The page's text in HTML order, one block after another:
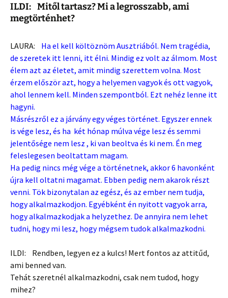
ILDI: Mitől tartasz? Mi a legrosszabb, ami
megtörténhet?
LAURA: Ha el kell költöznöm Ausztriából. Nem tragédia,
de szeretek itt lenni, itt élni. Mindig ez volt az álmom. Most
élem azt az életet, amit mindig szerettem volna. Most
érzem először azt, hogy a helyemen vagyok és ott vagyok,
ahol lennem kell. Minden szempontból. Ezt nehéz lenne itt
hagyni.
Másrészről ez a járvány egy véges történet. Egyszer ennek
is vége lesz, és ha két hónap múlva vége lesz és semmi
jelentősége nem lesz , ki van beoltva és ki nem. Én meg
feleslegesen beoltattam magam.
Ha pedig nincs még vége a történetnek, akkor 6 havonként
újra kell oltatni magamat. Ebben pedig nem akarok részt
venni. Tök bizonytalan az egész, és az ember nem tudja,
hogy alkalmazkodjon. Egyébként én nyitott vagyok arra,
hogy alkalmazkodjak a helyzethez. De annyira nem lehet
tudni, hogy mi lesz, hogy mégsem tudok alkalmazkodni.
ILDI: Rendben, legyen ez a kulcs! Mert fontos az attitűd,
ami benned van.
Tehát szeretnél alkalmazkodni, csak nem tudod, hogy
mihez?